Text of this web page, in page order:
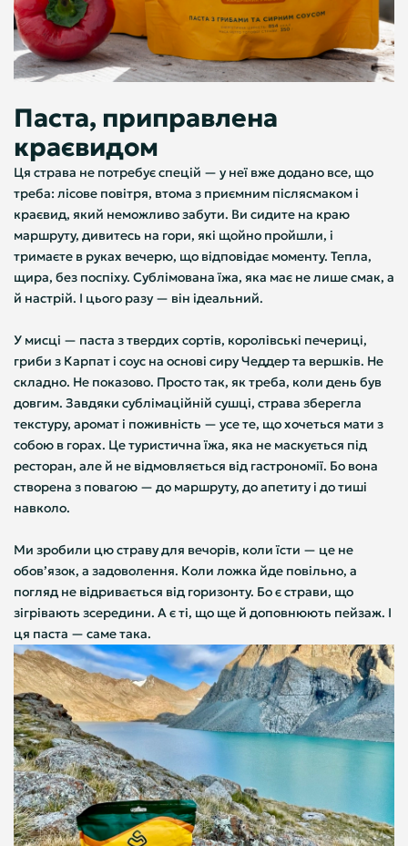
Паста, приправлена
краєвидом
Ця страва не потребує спецій — у неї вже додано все, що
треба: лісове повітря, втома з приємним післясмаком і
краєвид, який неможливо забути. Ви сидите на краю
маршруту, дивитесь на гори, які щойно пройшли, і
тримаєте в руках вечерю, що відповідає моменту. Тепла,
щира, без поспіху. Сублімована їжа, яка має не лише смак, а
й настрій. І цього разу — він ідеальний.
У мисці — паста з твердих сортів, королівські печериці,
гриби з Карпат і соус на основі сиру Чеддер та вершків. Не
складно. Не показово. Просто так, як треба, коли день був
довгим. Завдяки сублімаційній сушці, страва зберегла
текстуру, аромат і поживність — усе те, що хочеться мати з
собою в горах. Це туристична їжа, яка не маскується під
ресторан, але й не відмовляється від гастрономії. Бо вона
створена з повагою — до маршруту, до апетиту і до тиші
навколо.
Ми зробили цю страву для вечорів, коли їсти — це не
обов’язок, а задоволення. Коли ложка йде повільно, а
погляд не відривається від горизонту. Бо є страви, що
зігрівають зсередини. А є ті, що ще й доповнюють пейзаж. І
ця паста — саме така.